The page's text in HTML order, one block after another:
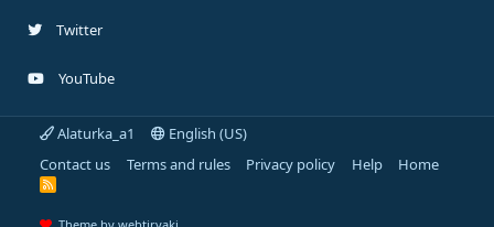
Twitter
YouTube
Alaturka_a1
English (US)
Contact us
Terms and rules Privacy policy Help Home
R
S